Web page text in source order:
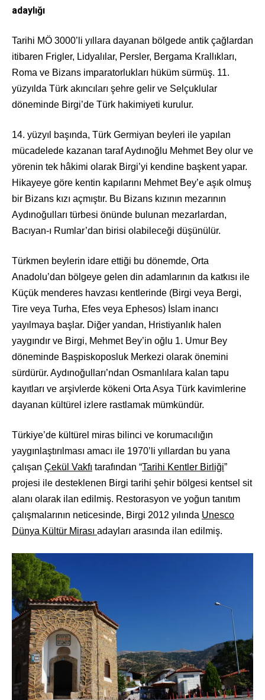
adaylığı
Tarihi MÖ 3000’li yıllara dayanan bölgede antik çağlardan
itibaren Frigler, Lidyalılar, Persler, Bergama Krallıkları,
Roma ve Bizans imparatorlukları hüküm sürmüş. 11.
yüzyılda Türk akıncıları şehre gelir ve Selçuklular
döneminde Birgi’de Türk hakimiyeti kurulur.
14. yüzyıl başında, Türk Germiyan beyleri ile yapılan
mücadelede kazanan taraf Aydınoğlu Mehmet Bey olur ve
yörenin tek hâkimi olarak Birgi’yi kendine başkent yapar.
Hikayeye göre kentin kapılarını Mehmet Bey’e aşık olmuş
bir Bizans kızı açmıştır. Bu Bizans kızının mezarının
Aydınoğulları türbesi önünde bulunan mezarlardan,
Bacıyan-ı Rumlar’dan birisi olabileceği düşünülür.
Türkmen beylerin idare ettiği bu dönemde, Orta
Anadolu’dan bölgeye gelen din adamlarının da katkısı ile
Küçük menderes havzası kentlerinde (Birgi veya Bergi,
Tire veya Turha, Efes veya Ephesos) İslam inancı
yayılmaya başlar. Diğer yandan, Hristiyanlık halen
yaygındır ve Birgi, Mehmet Bey’in oğlu 1. Umur Bey
döneminde Başpiskoposluk Merkezi olarak önemini
sürdürür. Aydınoğulları’ndan Osmanlılara kalan tapu
kayıtları ve arşivlerde kökeni Orta Asya Türk kavimlerine
dayanan kültürel izlere rastlamak mümkündür.
Türkiye’de kültürel miras bilinci ve korumacılığın
yaygınlaştırılması amacı ile 1970’li yıllardan bu yana
çalışan Çekül Vakfı tarafından “Tarihi Kentler Birliği”
projesi ile desteklenen Birgi tarihi şehir bölgesi kentsel sit
alanı olarak ilan edilmiş. Restorasyon ve yoğun tanıtım
çalışmalarının neticesinde, Birgi 2012 yılında Unesco
Dünya Kültür Mirası adayları arasında ilan edilmiş.